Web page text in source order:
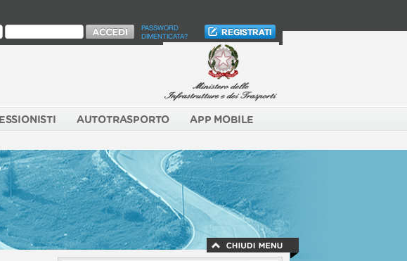
PASSWORD
DIMENTICATA?
AUTOTRASPORTO APP MOBILE